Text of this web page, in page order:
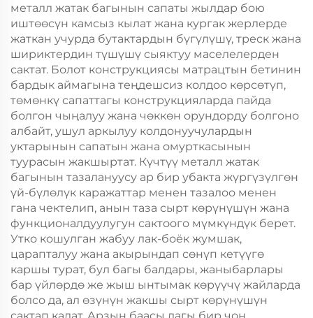
металл жатак багынын сапаты жылдар бою
иштөөсүн камсыз кылат жана кургак жерлерде
жаткан учурда бутактардын бүгүлүшү, треск жана
шириктердин түшүшү сыяктуу маселелерден
сактат. Болот конструкциясы матрацтын бетинин
бардык аймагына теңдешсиз колдоо көрсөтүп,
төмөнкү сапаттагы конструкцияларда пайда
болгон чыңалуу жана чөккөн орундорду болгоно
албайт, ушул аркылуу колдонуучулардын
уктарынын сапатын жана омурткасынын
туурасын жакшыртат. Күчтүү металл жатак
багынын тазалануусу ар бир убакта жүргүзүлгөн
үй-бүлөлүк каражаттар менен тазалоо менен
гана чектелип, анын таза сырт көрүнүшүн жана
функционалдуулугун сактоого мүмкүндүк берет.
Утко кошулган жабуу лак-боёк жумшак,
царапталуу жана акырындап сөнүп кетүүгө
каршы турат, бул багы балдары, жаныбарлары
бар үйлөрдө же жыш ынтымак көрүүчү жайларда
болсо да, ал өзүнүн жакшы сырт көрүнүшүн